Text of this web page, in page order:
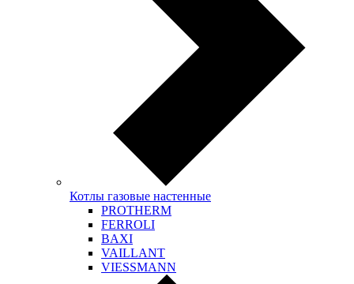
Котлы газовые настенные
PROTHERM
FERROLI
BAXI
VAILLANT
VIESSMANN